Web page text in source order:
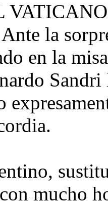
la
en la
mucho